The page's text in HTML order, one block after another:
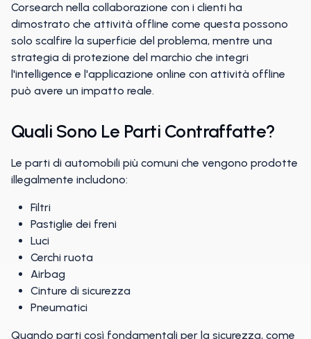
Corsearch nella collaborazione con i clienti ha
dimostrato che attività offline come questa possono
solo scalfire la superficie del problema, mentre una
strategia di protezione del marchio che integri
l'intelligence e l'applicazione online con attività offline
può avere un impatto reale.
Quali Sono Le Parti Contraffatte?
Le parti di automobili più comuni che vengono prodotte
illegalmente includono:
Filtri
Pastiglie dei freni
Luci
Cerchi ruota
Airbag
Cinture di sicurezza
Pneumatici
Quando parti così fondamentali per la sicurezza, come